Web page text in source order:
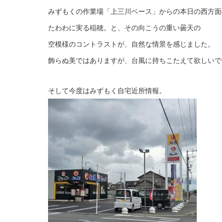
みずもくの作業場「上三川ベース」からの本日の西方面
たわわに実る稲穂。と、その向こうの重い曇天の
空模様のコントラストが、自然な情景を感じました。
飾らぬ美ではありますが、台風に持ちこたえて欲しいで
そして今度はみずもく自宅近所情報。